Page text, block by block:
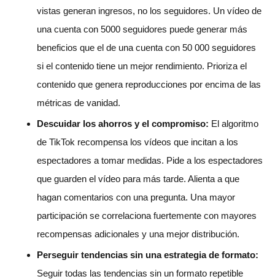
vistas generan ingresos, no los seguidores. Un vídeo de
una cuenta con 5000 seguidores puede generar más
beneficios que el de una cuenta con 50 000 seguidores
si el contenido tiene un mejor rendimiento. Prioriza el
contenido que genera reproducciones por encima de las
métricas de vanidad.
Descuidar los ahorros y el compromiso: El algoritmo
de TikTok recompensa los vídeos que incitan a los
espectadores a tomar medidas. Pide a los espectadores
que guarden el vídeo para más tarde. Alienta a que
hagan comentarios con una pregunta. Una mayor
participación se correlaciona fuertemente con mayores
recompensas adicionales y una mejor distribución.
Perseguir tendencias sin una estrategia de formato:
Seguir todas las tendencias sin un formato repetible